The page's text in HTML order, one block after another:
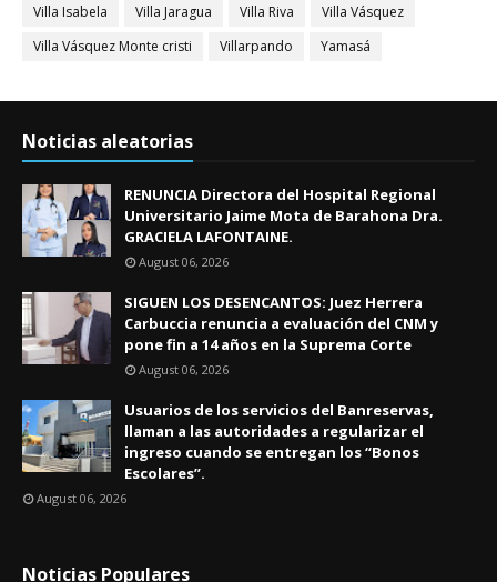
Villa Isabela
Villa Jaragua Villa Riva
Villa Vásquez
Villa Vásquez Monte cristi
Villarpando Yamasá
Noticias aleatorias
RENUNCIA Directora del Hospital Regional
Universitario Jaime Mota de Barahona Dra.
GRACIELA LAFONTAINE.
August 06, 2026
SIGUEN LOS DESENCANTOS: Juez Herrera
Carbuccia renuncia a evaluación del CNM y
pone fin a 14 años en la Suprema Corte
August 06, 2026
Usuarios de los servicios del Banreservas,
llaman a las autoridades a regularizar el
ingreso cuando se entregan los “Bonos
Escolares”.
August 06, 2026
Noticias Populares